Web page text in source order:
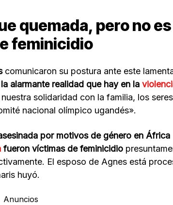
quemada, pero no
feminicidio
comunicaron su postura ante este
alarmante realidad que hay en la
solidaridad con la familia, los seres
nacional olímpico ugandés».
por motivos de género en África
fueron víctimas de feminicidio
El esposo de Agnes está
huyó.
Anuncios